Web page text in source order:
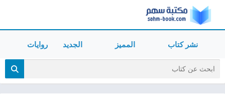
نشر كتاب المميز الجديد روايات